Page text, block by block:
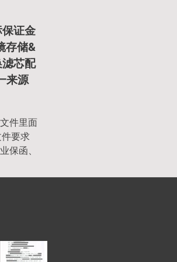
证金
存储&
芯配
来源
件里面
要求
保函、